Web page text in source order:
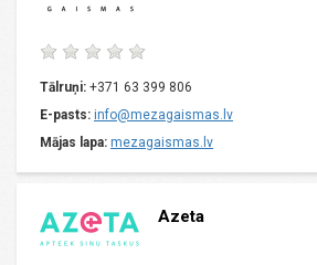
Tālruņi: +371 63 399 806
E-pasts: info@mezagaismas.lv
Mājas lapa: mezagaismas.lv
Azeta